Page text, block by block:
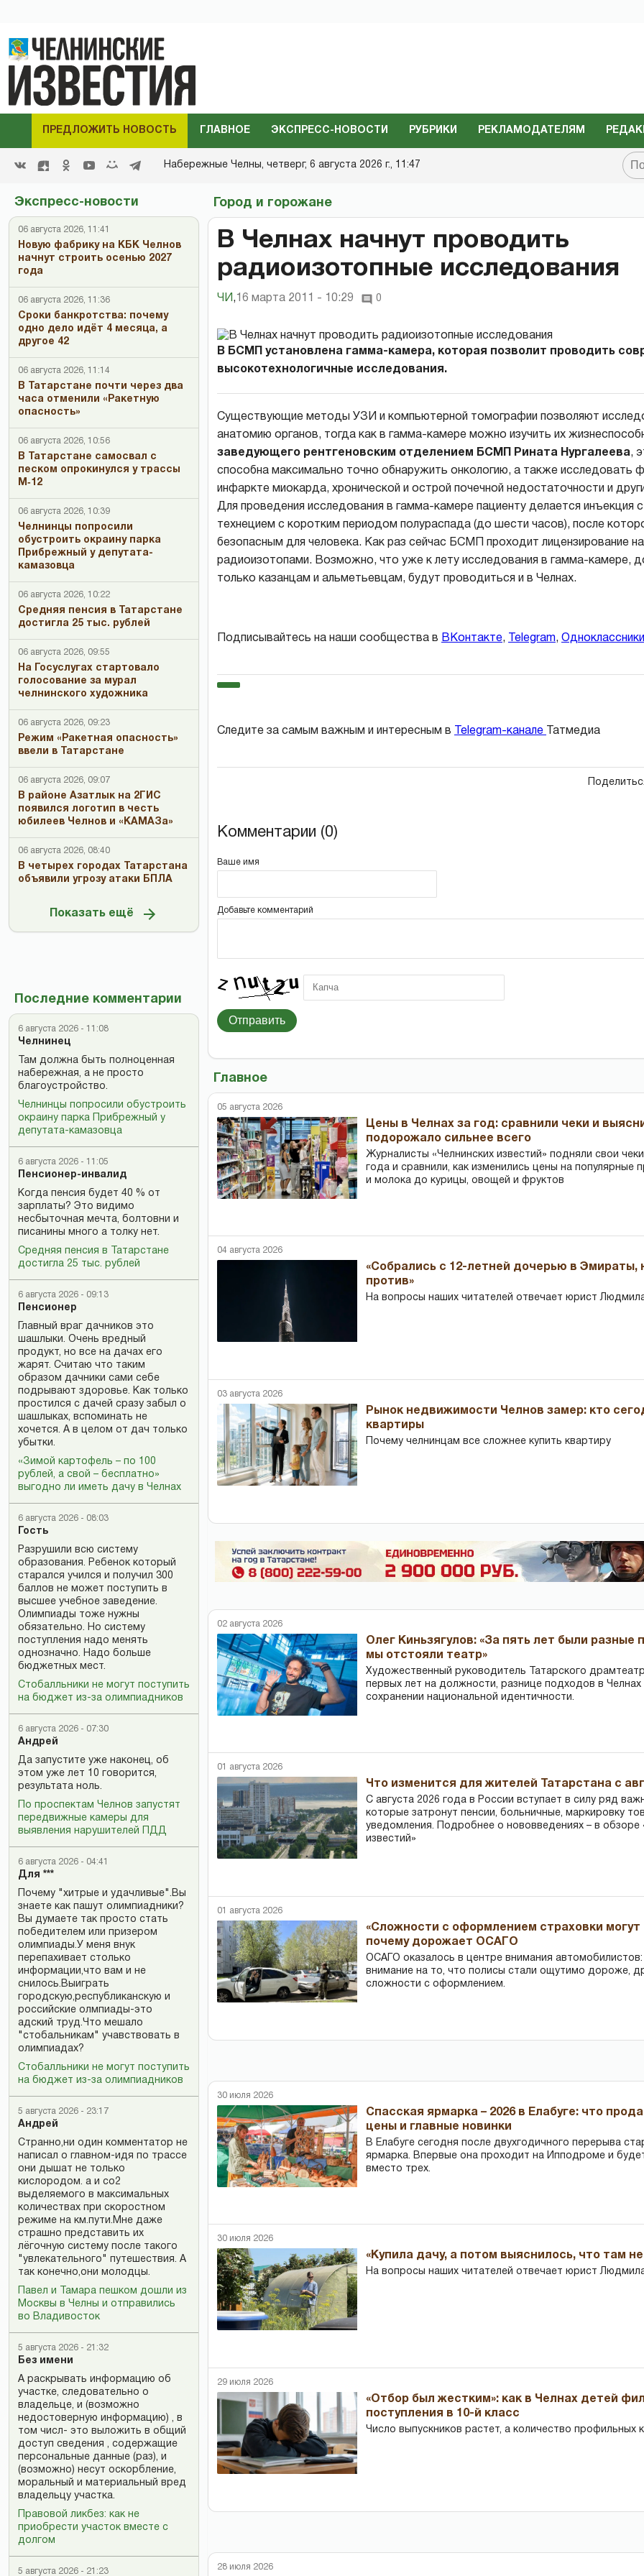
ПРЕДЛОЖИТЬ НОВОСТЬ ГЛАВНОЕ ЭКСПРЕСС-НОВОСТИ РУБРИКИ РЕКЛАМОДАТЕЛЯМ
Набережные Челны, четверг, 6 августа 2026 г., 11:47
Экспресс-новости
06 августа 2026, 11:41
Новую фабрику на КБК Челнов
начнут строить осенью 2027
года
06 августа 2026, 11:36
Сроки банкротства: почему
одно дело идёт 4 месяца, а
другое 42
06 августа 2026, 11:14
В Татарстане почти через два
часа отменили «Ракетную
опасность»
06 августа 2026, 10:56
В Татарстане самосвал с
песком опрокинулся у трассы
М‑12
06 августа 2026, 10:39
Челнинцы попросили
обустроить окраину парка
Прибрежный у депутата-
камазовца
06 августа 2026, 10:22
Средняя пенсия в Татарстане
достигла 25 тыс. рублей
06 августа 2026, 09:55
На Госуслугах стартовало
голосование за мурал
челнинского художника
06 августа 2026, 09:23
Режим «Ракетная опасность»
ввели в Татарстане
06 августа 2026, 09:07
В районе Азатлык на 2ГИС
появился логотип в честь
юбилеев Челнов и «КАМАЗа»
06 августа 2026, 08:40
В четырех городах Татарстана
объявили угрозу атаки БПЛА
Показать ещё
Последние комментарии
6 августа 2026 - 11:08
Челнинец
Там должна быть полноценная
набережная, а не просто
благоустройство.
Челнинцы попросили обустроить
окраину парка Прибрежный у
депутата-камазовца
6 августа 2026 - 11:05
Пенсионер-инвалид
Когда пенсия будет 40 % от
зарплаты? Это видимо
несбыточная мечта, болтовни и
писанины много а толку нет.
Средняя пенсия в Татарстане
достигла 25 тыс. рублей
6 августа 2026 - 09:13
Пенсионер
Главный враг дачников это
шашлыки. Очень вредный
продукт, но все на дачах его
жарят. Считаю что таким
образом дачники сами себе
подрывают здоровье. Как только
простился с дачей сразу забыл о
шашлыках, вспоминать не
хочется. А в целом от дач только
убытки.
«Зимой картофель – по 100
рублей, а свой – бесплатно»
выгодно ли иметь дачу в Челнах
6 августа 2026 - 08:03
Гость
Разрушили всю систему
образования. Ребенок который
старался учился и получил 300
баллов не может поступить в
высшее учебное заведение.
Олимпиады тоже нужны
обязательно. Но систему
поступления надо менять
однозначно. Надо больше
бюджетных мест.
Стобалльники не могут поступить
на бюджет из-за олимпиадников
6 августа 2026 - 07:30
Андрей
Да запустите уже наконец, об
этом уже лет 10 говорится,
результата ноль.
По проспектам Челнов запустят
передвижные камеры для
выявления нарушителей ПДД
6 августа 2026 - 04:41
Для ***
Почему "хитрые и удачливые".Вы
знаете как пашут олимпиадники?
Вы думаете так просто стать
победителем или призером
олимпиады.У меня внук
перепахивает столько
информации,что вам и не
снилось.Выиграть
городскую,республиканскую и
российские олмпиады-это
адский труд.Что мешало
"стобальникам" учавствовать в
олимпиадах?
Стобалльники не могут поступить
на бюджет из-за олимпиадников
5 августа 2026 - 23:17
Андрей
Странно,ни один комментатор не
написал о главном-идя по трассе
они дышат не только
кислородом. а и со2
выделяемого в максимальных
количествах при скоростном
режиме на км.пути.Мне даже
страшно представить их
лёгочную систему после такого
"увлекательного" путешествия. А
так конечно,они молодцы.
Павел и Тамара пешком дошли из
Москвы в Челны и отправились
во Владивосток
5 августа 2026 - 21:32
Без имени
А раскрывать информацию об
участке, следовательно о
владельце, и (возможно
недостоверную информацию) , в
том числ- это выложить в общий
доступ сведения , содержащие
персональные данные (раз), и
(возможно) несут оскорбление,
моральный и материальный вред
владельцу участка.
Правовой ликбез: как не
приобрести участок вместе с
долгом
5 августа 2026 - 21:23
Город и горожане
В Челнах начнут проводить
радиоизотопные исследования
ЧИ , 16 марта 2011 - 10:29 0
В БСМП установлена гамма-камера, которая позволит проводить
высокотехнологичные исследования.
Существующие методы УЗИ и компьютерной томографии позволяют
анатомию органов, тогда как в гамма-камере можно изучить их
заведующего рентгеновским отделением БСМП Рината Нургалеева,
способна максимально точно обнаружить онкологию, а также исследовать
инфаркте миокарда, хронической и острой почечной недостаточности и
Для проведения исследования в гамма-камере пациенту делается инъекция
технецием с коротким периодом полураспада (до шести часов), после
безопасным для человека. Как раз сейчас БСМП проходит лицензирование
радиоизотопами. Возможно, что уже к лету исследования в гамма-камере,
только казанцам и альметьевцам, будут проводиться и в Челнах.
Подписывайтесь на наши сообщества в ВКонтакте, Telegram, Одноклассники
Следите за самым важным и интересным в Telegram-канале Татмедиа
Комментарии (0)
Ваше имя
Добавьте комментарий
Отправить
Главное
05 августа 2026
Цены в Челнах за год: сравнили чеки и
подорожало сильнее всего
Журналисты «Челнинских известий» подняли свои
года и сравнили, как изменились цены на популярные
и молока до курицы, овощей и фруктов
04 августа 2026
«Собрались с 12-летней дочерью в
против»
На вопросы наших читателей отвечает юрист
03 августа 2026
Рынок недвижимости Челнов замер: кто
квартиры
Почему челнинцам все сложнее купить квартиру
02 августа 2026
Олег Киньзягулов: «За пять лет были разные
мы отстояли театр»
Художественный руководитель Татарского
первых лет на должности, разнице подходов в Челнах
сохранении национальной идентичности.
01 августа 2026
Что изменится для жителей Татарстана с
С августа 2026 года в России вступает в силу ряд
которые затронут пенсии, больничные, маркировку
уведомления. Подробнее о нововведениях – в обзоре
известий»
01 августа 2026
«Сложности с оформлением страховки могут
почему дорожает ОСАГО
ОСАГО оказалось в центре внимания
внимание на то, что полисы стали ощутимо дороже,
сложности с оформлением.
30 июля 2026
Спасская ярмарка – 2026 в Елабуге: что
цены и главные новинки
В Елабуге сегодня после двухгодичного перерыва
ярмарка. Впервые она проходит на Ипподроме и
вместо трех.
30 июля 2026
«Купила дачу, а потом выяснилось, что там
На вопросы наших читателей отвечает юрист
29 июля 2026
«Отбор был жестким»: как в Челнах детей
поступления в 10-й класс
Число выпускников растет, а количество профильных
28 июля 2026